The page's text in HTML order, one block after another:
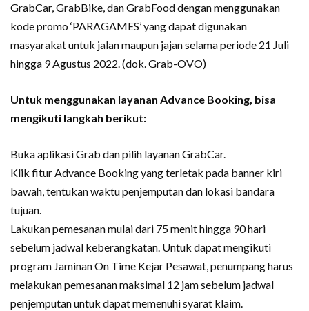
GrabCar, GrabBike, dan GrabFood dengan menggunakan
kode promo ‘PARAGAMES’ yang dapat digunakan
masyarakat untuk jalan maupun jajan selama periode 21 Juli
hingga 9 Agustus 2022. (dok. Grab-OVO)
Untuk menggunakan layanan Advance Booking, bisa
mengikuti langkah berikut:
Buka aplikasi Grab dan pilih layanan GrabCar.
Klik fitur Advance Booking yang terletak pada banner kiri
bawah, tentukan waktu penjemputan dan lokasi bandara
tujuan.
Lakukan pemesanan mulai dari 75 menit hingga 90 hari
sebelum jadwal keberangkatan. Untuk dapat mengikuti
program Jaminan On Time Kejar Pesawat, penumpang harus
melakukan pemesanan maksimal 12 jam sebelum jadwal
penjemputan untuk dapat memenuhi syarat klaim.